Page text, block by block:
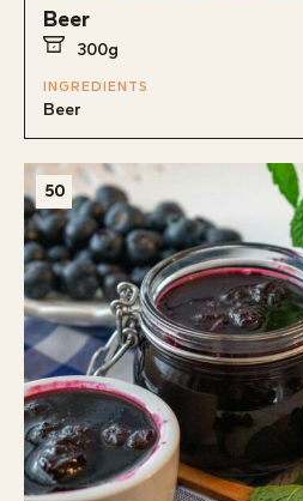
Beer
300g
INGREDIENTS
Beer
50